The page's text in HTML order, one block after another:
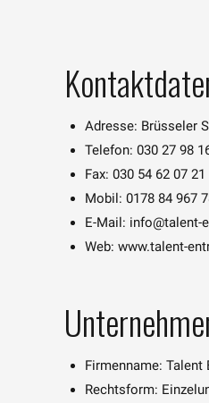
Adresse: Brüsseler
Telefon: 030 27 98
Fax: 030 54 62 07 21
Mobil: 0178 84 967
E-Mail: info@talent-
Web: www.talent-
Firmenname: Talent
Rechtsform: